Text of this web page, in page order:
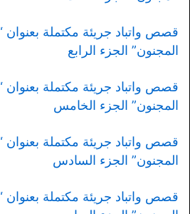
قصص واتباد جريئة مكتملة بعنوان
المجنون” الجزء الرابع
قصص واتباد جريئة مكتملة بعنوان
المجنون” الجزء الخامس
قصص واتباد جريئة مكتملة بعنوان
المجنون” الجزء السادس
قصص واتباد جريئة مكتملة بعنوان